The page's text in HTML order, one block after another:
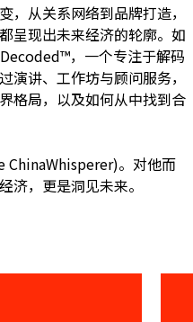
，从关系网络到品牌打造，
呈现出未来经济的轮廓。如
，一个专注于解码
演讲、工作坊与顾问服务，
格局，以及如何从中找到合
ChinaWhisperer)。对他而
济，更是洞见未来。